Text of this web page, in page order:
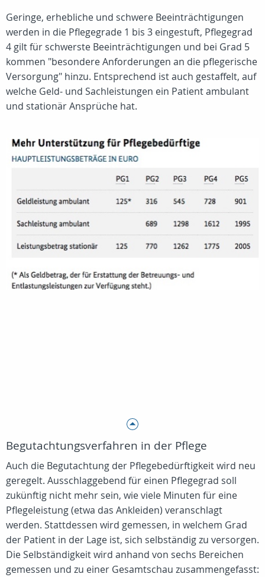
Geringe, erhebliche und schwere Beeinträchtigungen
werden in die Pflegegrade 1 bis 3 eingestuft, Pflegegrad
4 gilt für schwerste Beeinträchtigungen und bei Grad 5
kommen "besondere Anforderungen an die pflegerische
Versorgung" hinzu. Entsprechend ist auch gestaffelt, auf
welche Geld- und Sachleistungen ein Patient ambulant
und stationär Ansprüche hat.
Begutachtungsverfahren in der Pflege
Auch die Begutachtung der Pflegebedürftigkeit wird neu
geregelt. Ausschlaggebend für einen Pflegegrad soll
zukünftig nicht mehr sein, wie viele Minuten für eine
Pflegeleistung (etwa das Ankleiden) veranschlagt
werden. Stattdessen wird gemessen, in welchem Grad
der Patient in der Lage ist, sich selbständig zu versorgen.
Die Selbständigkeit wird anhand von sechs Bereichen
gemessen und zu einer Gesamtschau zusammengefasst: